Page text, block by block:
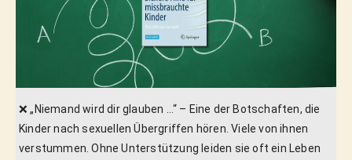
❌ „Niemand wird dir glauben …“ – Eine der Botschaften, die
Kinder nach sexuellen Übergriffen hören. Viele von ihnen
verstummen. Ohne Unterstützung leiden sie oft ein Leben